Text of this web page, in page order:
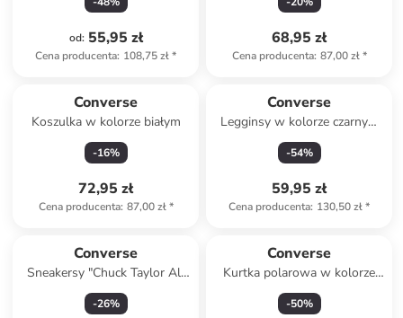
od: 55,95 zł
Cena producenta: 108,75 zł*
68,95 zł
Cena producenta: 87,00 zł*
Converse
Koszulka w kolorze białym
-16%
72,95 zł
Cena producenta: 87,00 zł*
Converse
Legginsy w kolorze czarnym
ze wzorem
-54%
59,95 zł
Cena producenta: 130,50 zł*
Converse
Sneakersy "Chuck Taylor All
Star Lift Ox Shocking" w
kolorze różowym
-26%
Converse
Kurtka polarowa w kolorze
khaki
-50%